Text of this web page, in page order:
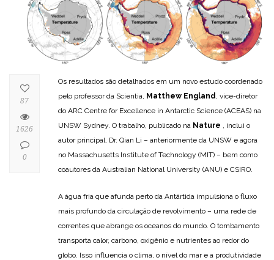
Os resultados são detalhados em um novo estudo coordenado
pelo professor da Scientia, Matthew England , vice-diretor
do ARC Centre for Excellence in Antarctic Science (ACEAS) na
UNSW Sydney. O trabalho, publicado na Nature , inclui o
autor principal, Dr. Qian Li – anteriormente da UNSW e agora
no Massachusetts Institute of Technology (MIT) – bem como
coautores da Australian National University (ANU) e CSIRO.
A água fria que afunda perto da Antártida impulsiona o fluxo
mais profundo da circulação de revolvimento – uma rede de
correntes que abrange os oceanos do mundo. O tombamento
transporta calor, carbono, oxigênio e nutrientes ao redor do
globo. Isso influencia o clima, o nível do mar e a produtividade
87
1626
0